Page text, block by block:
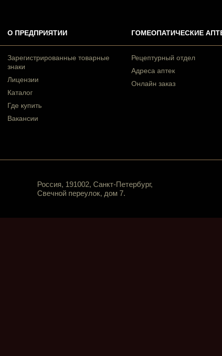
О ПРЕДПРИЯТИИ
Зарегистрированные товарные
знаки
Лицензии
Каталог
Где купить
Вакансии
ГОМЕОПАТИЧЕСКИЕ
Рецептурный отдел
Адреса аптек
Онлайн заказ
Россия, 191002, Санкт-Петербург,
Свечной переулок, дом 7.